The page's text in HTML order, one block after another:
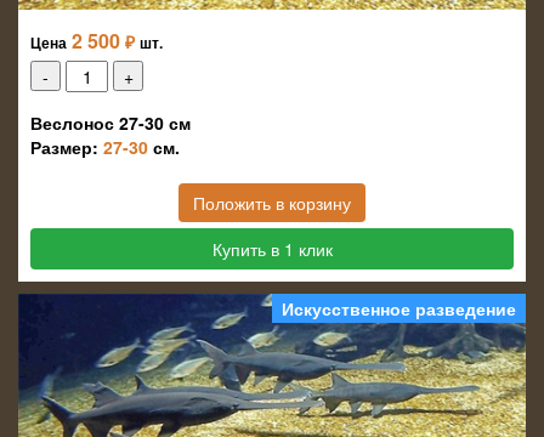
Цена 2 500 ₽ шт.
Веслонос 27-30 см
Размер: 27-30 см.
Положить в корзину
Купить в 1 клик
Искусственное разведение